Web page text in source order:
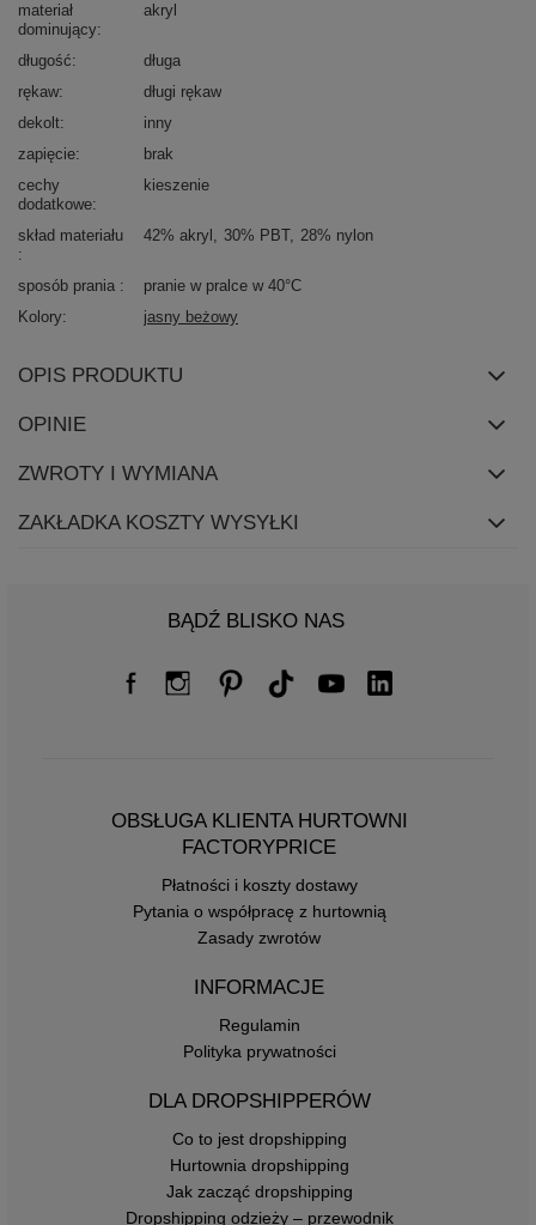
materiał
dominujący
akryl
długość
długa
rękaw
długi rękaw
dekolt
inny
zapięcie
brak
cechy
dodatkowe
kieszenie
skład materiału 42% akryl 30% PBT 28% nylon
sposób prania
pranie w pralce w 40°C
Kolory
jasny beżowy
OPIS PRODUKTU
OPINIE
ZWROTY I WYMIANA
ZAKŁADKA KOSZTY WYSYŁKI
BĄDŹ BLISKO NAS
OBSŁUGA KLIENTA HURTOWNI
FACTORYPRICE
Płatności i koszty dostawy
Pytania o współpracę z hurtownią
Zasady zwrotów
INFORMACJE
Regulamin
Polityka prywatności
DLA DROPSHIPPERÓW
Co to jest dropshipping
Hurtownia dropshipping
Jak zacząć dropshipping
Dropshipping odzieży – przewodnik